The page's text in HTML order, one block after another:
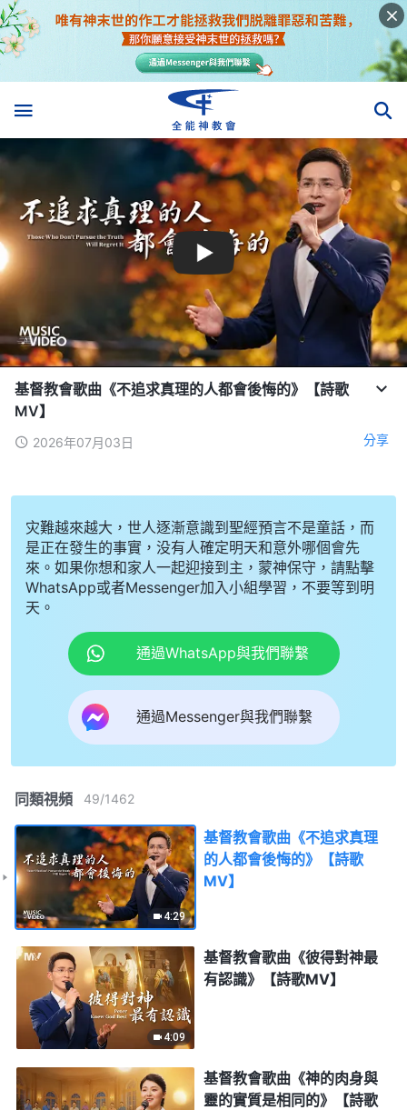
基督教會歌曲《不追求真理的人都會後悔的》【詩歌
MV】
2026年07月03日 分享
灾難越來越大，世人逐漸意識到聖經預言不是童話，而
是正在發生的事實，没有人確定明天和意外哪個會先
來。如果你想和家人一起迎接到主，蒙神保守，請點擊
WhatsApp或者Messenger加入小組學習，不要等到明
天。
通過WhatsApp與我們聯繫
通過Messenger與我們聯繫
同類視頻 49/1462
4:29
基督教會歌曲《不追求真理
的人都會後悔的》【詩歌
MV】
4:09
基督教會歌曲《彼得對神最
有認識》【詩歌MV】
基督教會歌曲《神的肉身與
靈的實質是相同的》【詩歌